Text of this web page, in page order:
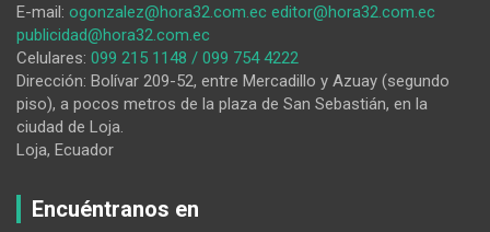
de
programación
E-mail: ogonzalez@hora32.com.ec editor@hora32.com.ec
publicidad@hora32.com.ec
Celulares: 099 215 1148 / 099 754 4222
Dirección: Bolívar 209-52, entre Mercadillo y Azuay (segundo
piso), a pocos metros de la plaza de San Sebastián, en la
ciudad de Loja.
Loja, Ecuador
Encuéntranos en